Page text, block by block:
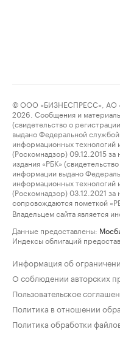
© ООО «БИЗНЕСПРЕСС», АО
2026. Сообщения и
(свидетельство о
выдано Федеральной
информационных технологий
(Роскомнадзор) 09.12.2015
издания «РБК»
информации выдано
информационных технологий
(Роскомнадзор) 03.12.2021
сопровождаются пометкой
Владельцем сайта является
Данные предоставлены:
Индексы облигаций
Информация об
О соблюдении авторских
Пользовательское
Политика в отношении
Политика обработки